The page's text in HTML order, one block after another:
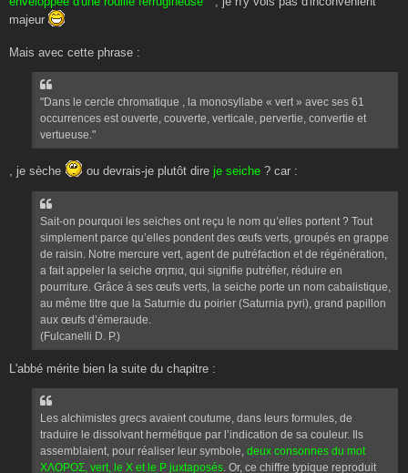
majeur
Mais avec cette phrase :
"Dans le cercle chromatique , la monosyllabe « vert » avec ses 61
occurrences est ouverte, couverte, verticale, pervertie, convertie et
vertueuse."
, je sèche ou devrais-je plutôt dire je seiche ? car :
Sait-on pourquoi les seiches ont reçu le nom qu’elles portent ? Tout
simplement parce qu’elles pondent des œufs verts, groupés en grappe
de raisin. Notre mercure vert, agent de putréfaction et de régénération,
a fait appeler la seiche σηπια, qui signifie putréfier, réduire en
pourriture. Grâce à ses œufs verts, la seiche porte un nom cabalistique,
au même titre que la Saturnie du poirier (Saturnia pyri), grand papillon
aux œufs d’émeraude.
(Fulcanelli D. P.)
L'abbé mérite bien la suite du chapitre :
Les alchimistes grecs avaient coutume, dans leurs formules, de
traduire le dissolvant hermétique par l’indication de sa couleur. Ils
assemblaient, pour réaliser leur symbole, deux consonnes du mot
ΧΛΟΡΟΣ, vert, le X et le P juxtaposés. Or, ce chiffre typique reproduit